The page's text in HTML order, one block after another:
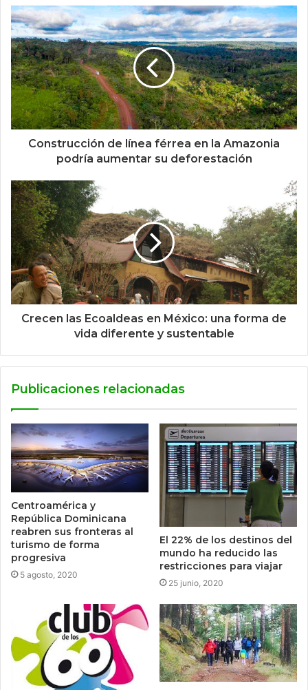
Construcción de línea férrea en la Amazonia
podría aumentar su deforestación
Crecen las Ecoaldeas en México: una forma de
vida diferente y sustentable
Publicaciones relacionadas
Centroamérica y
República Dominicana
reabren sus fronteras al
turismo de forma
progresiva
5 agosto, 2020
El 22% de los destinos del
mundo ha reducido las
restricciones para viajar
25 junio, 2020